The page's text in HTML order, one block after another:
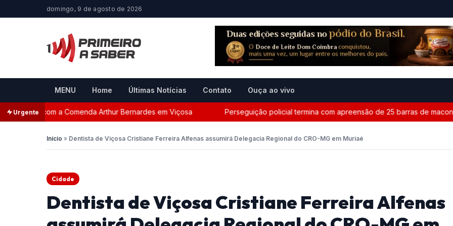
domingo, 9 de agosto de 2026
MENU Home Últimas Notícias Contato Ouça ao vivo
Urgente
com a Comenda Arthur Bernardes em Viçosa Perseguição policial termina com apreensão de 25 barras de maconha
Início » Dentista de Viçosa Cristiane Ferreira Alfenas assumirá Delegacia Regional do CRO-MG em Muriaé
Cidade
Dentista de Viçosa Cristiane Ferreira Alfenas